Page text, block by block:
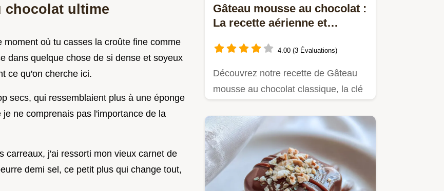
chocolat ultime
où tu casses la croûte fine comme
dans quelque chose de si dense et soyeux
ce qu'on cherche ici.
secs, qui ressemblaient plus à une éponge
ne comprenais pas l'importance de la
carreaux, j'ai ressorti mon vieux carnet de
demi sel, ce petit plus qui change tout,
Gâteau mousse au chocolat :
La recette aérienne et
4.00 (3 Évaluations)
Découvrez notre recette de Gâteau
mousse au chocolat classique, la clé